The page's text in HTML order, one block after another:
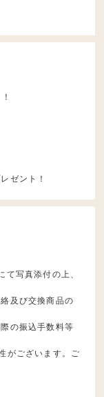
ゼント！
写真添付の上、
及び交換商品の
の振込手数料等
がございます。ご